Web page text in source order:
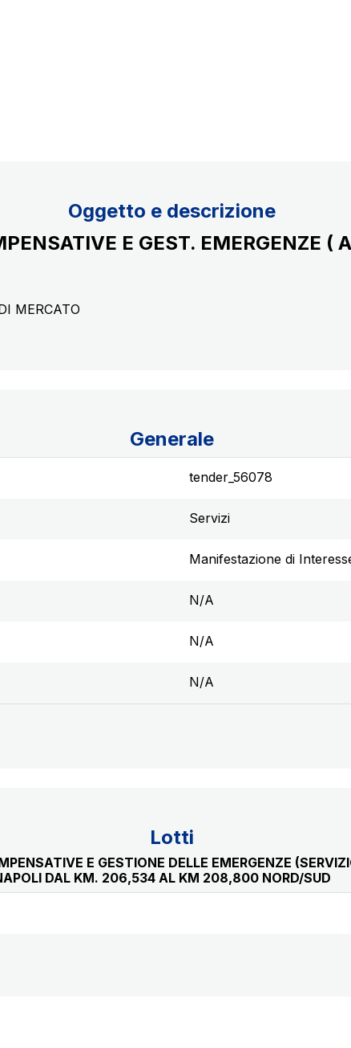
Oggetto e descrizione
E GEST. EMERGENZE (
MERCATO
Generale
tender_56078
Servizi
Manifestazione di
N/A
N/A
N/A
Lotti
E GESTIONE DELLE EMERGENZE
DAL KM. 206,534 AL KM 208,800 NORD/SUD